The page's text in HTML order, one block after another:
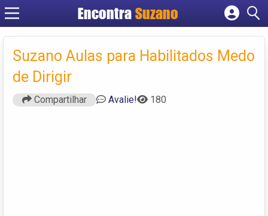
EncontraSuzano
Cadastrar empresa
Criar conta
Suzano Aulas para Habilitados Medo
de Dirigir
Compartilhar Avalie! 180